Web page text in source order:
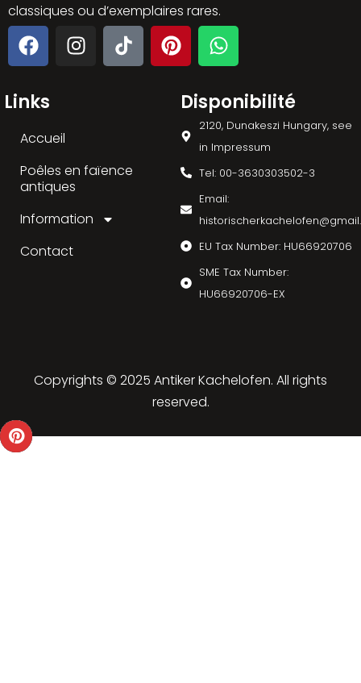
classiques ou d’exemplaires rares.
Links
Accueil
Poêles en faïence
antiques
Information
Contact
Disponibilité
2120, Dunakeszi Hungary, see
in Impressum
Tel: 00-3630303502-3
Email:
EU Tax Number: HU66920706
SME Tax Number:
HU66920706-EX
Copyrights © 2025 Antiker Kachelofen. All rights
reserved.